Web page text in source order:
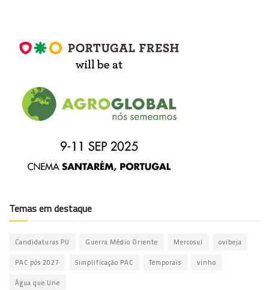
Temas em destaque
Candidaturas PU Guerra Médio Oriente Mercosul ovibeja
PAC pós 2027 Simplificação PAC Temporais vinho
Água que Une